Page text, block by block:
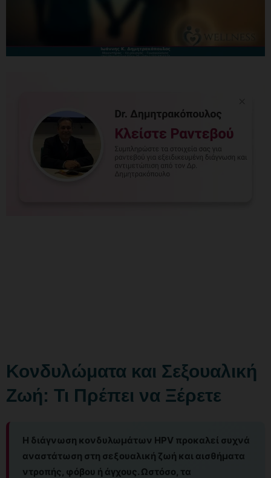
Κονδυλώματα και Σεξουαλική
Ζωή: Τι Πρέπει να Ξέρετε
Η διάγνωση κονδυλωμάτων HPV προκαλεί συχνά
αναστάτωση στη σεξουαλική ζωή και αισθήματα
ντροπής, φόβου ή άγχους. Ωστόσο, τα